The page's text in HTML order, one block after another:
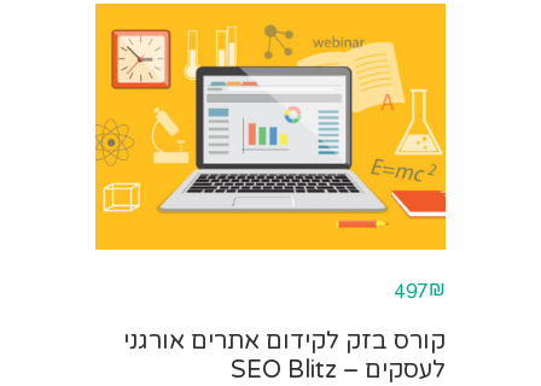
497₪
קורס בזק לקידום אתרים אורגני
לעסקים – SEO Blitz